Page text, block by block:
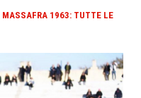
1963: TUTTE LE